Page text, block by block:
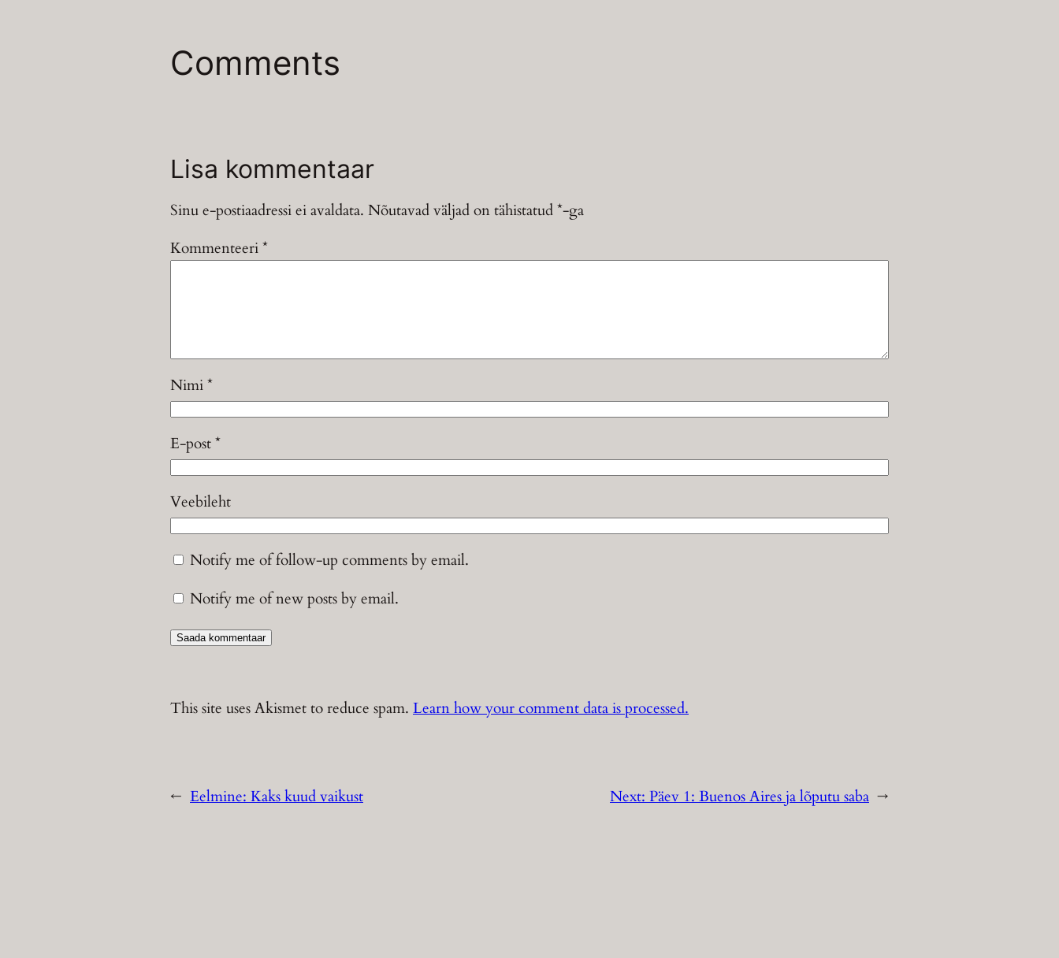
Comments
Lisa kommentaar
Sinu e-postiaadressi ei avaldata. Nõutavad väljad on tähistatud*-ga
Kommenteeri*
Nimi*
E-post*
Veebileht
Notify me of follow-up comments by email.
Notify me of new posts by email.
This site uses Akismet to reduce spam. Learn how your comment data is processed.
← Eelmine:Kaks kuud vaikust Next:Päev 1: Buenos Aires ja lõputu saba →